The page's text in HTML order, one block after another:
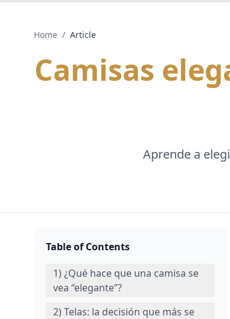
Home / Article
Camisas
Aprende a
Table of Contents
1) ¿Qué hace que una camisa se
vea “elegante”?
2) Telas: la decisión que más se